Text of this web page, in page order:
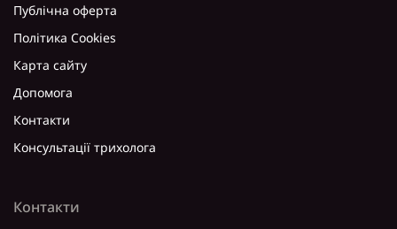
Публічна оферта
Політика Cookies
Карта сайту
Допомога
Контакти
Консультації трихолога
Контакти